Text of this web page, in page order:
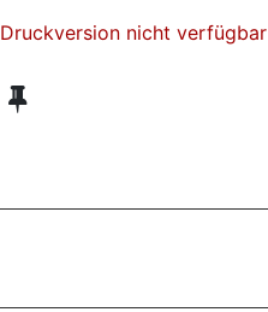
Druckversion nicht verfügbar